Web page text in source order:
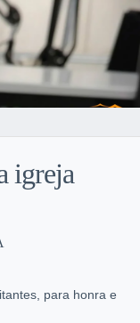
igreja
para honra e